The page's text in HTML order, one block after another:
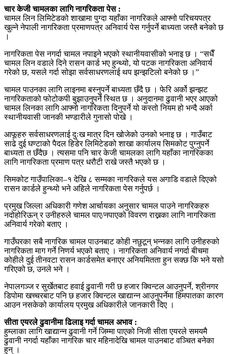
चार केजी चामलका लागि नागरिकता पेस :
चामल लिन लिमिटेडको शाखामा पुग्दा यहाँका नागरिकले आफ्नो परिचयपत्र
खुल्ने नेपाली नागरिकता प्रमाणपत्र अनिवार्य पेस गर्नुपर्ने बाध्यता जस्तै बनेको छ
।
नागरिकता पेस नगर्दा चामल नपाइने भएको स्थानीयवासीको भनाइ छ । “सधैँ
चामल लिन वडाले दिने रासन कार्ड भए हुन्थ्यो, यो पटक नागरिकता अनिवार्य
गरेको छ, यसले गर्दा सोझा सर्वसाधरणलाई थप झन्झटिलो बनेको छ ।”
चामल पाउनका लागि लाइनमा बस्नुपर्ने बाध्यता छँदै छ । फेरि अर्को झन्झट
नागरिकताको फोटोकपी बुझाउनुपर्ने स्थित छ । अनुदानमा ढुवानी भएर आएको
चामल लिनका लागि आफ्नो नागरिकता दिनुपर्ने यो कस्तो नियम हो भन्दै अर्का
स्थानीयवासी जानकी भण्डारीले गुनासो पोखे ।
आफूहरु सर्वसाधरणलाई दुःख मात्र दिन खोजेको उनको भनाइ छ । गाउँबाट
साढे दुई घण्टाको पैदल हिडेर लिमिटेडको शाखा कार्यालय सिमकोट पुग्नुपर्ने
बाध्यता त छँदैछ । त्यसमा पनि चार केजी चामलका लागि यहाँका नागरिकका
लागि नागरिकता प्रमाण पत्र धरौटी राखे जस्तै भएको छ ।
सिमकोट गाउँपालिका–१ देखि ८ सम्मका नागरिकले यस अगाडि वडाले दिएको
रासन कार्डले हुन्थ्यो भने अहिले नागरिकता पेस गर्नुपर्छ ।
प्रमुख जिल्ला अधिकारी गणेश आर्चायका अनुसार चामल पाउने नागरिकहरु
नदोहोरिऊन् र उनीहरुले चामल पाए/नपाएको विवरण राख्नका लागि नागरिकता
अनिवार्य गरेको बताए ।
गाउँघरका सबै नागरिक चामल पाउनबाट कोही नछुटून् भन्नका लागि उनीहरुको
नागरिकता माग गर्ने निणर्य भएको बताए । नागरिकता अनिवार्य नगर्दा बीचमा
कोहीले दुई तीनवटा रासन कार्डसमेत बनाएर अनियमितता हुन सक्छ कि भने यसो
गरिएको छ, उनले भने ।
नेपालगञ्ज र सुर्खेतबाट हवाई ढुवानी गरी छ हजार क्विन्टल आउनुपर्ने, श्रीनगर
डिपोमा खच्चरबाट पनि छ हजार क्विन्टल खाद्यान्न आउनुपर्नेमा हिमपातका कारण
आउन नसकेको कार्यालय प्रमुख अधिकारीले जानकारी दिए ।
सीता एयरले ढुवानीमा ढिलाइ गर्दा चामल अभाव :
हुम्लाका लागि खाद्यान्न ढुवानी गर्ने जिम्मा पाएको निजी सीता एयरले समयमै
ढुवानी नगर्दा यहाँका नागरिक चार महिनादेखि चामल पाउनबाट वञ्चित बनेका
हुन् ।